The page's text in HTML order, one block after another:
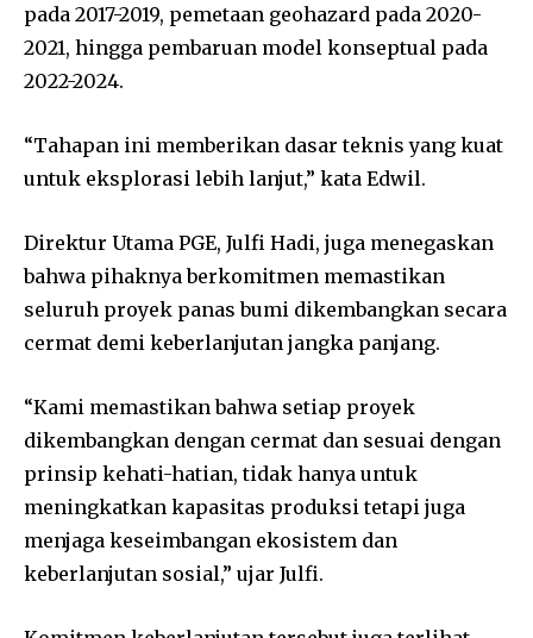
pada 2017-2019, pemetaan geohazard pada 2020-
2021, hingga pembaruan model konseptual pada
2022-2024.
“Tahapan ini memberikan dasar teknis yang kuat
untuk eksplorasi lebih lanjut,” kata Edwil.
Direktur Utama PGE, Julfi Hadi, juga menegaskan
bahwa pihaknya berkomitmen memastikan
seluruh proyek panas bumi dikembangkan secara
cermat demi keberlanjutan jangka panjang.
“Kami memastikan bahwa setiap proyek
dikembangkan dengan cermat dan sesuai dengan
prinsip kehati-hatian, tidak hanya untuk
meningkatkan kapasitas produksi tetapi juga
menjaga keseimbangan ekosistem dan
keberlanjutan sosial,” ujar Julfi.